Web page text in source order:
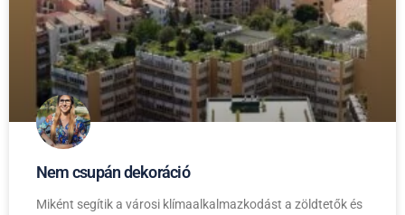
Nem csupán dekoráció
Miként segítik a városi klímaalkalmazkodást a zöldtetők és